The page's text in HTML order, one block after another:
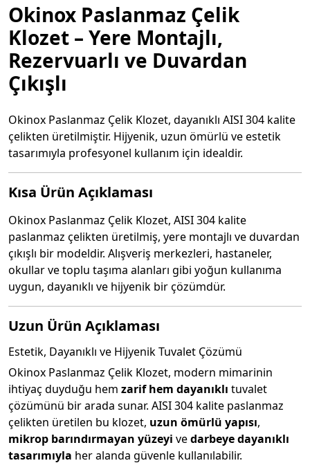
Okinox Paslanmaz Çelik
Klozet – Yere Montajlı,
Rezervuarlı ve Duvardan
Çıkışlı
Okinox Paslanmaz Çelik Klozet, dayanıklı AISI 304 kalite
çelikten üretilmiştir. Hijyenik, uzun ömürlü ve estetik
tasarımıyla profesyonel kullanım için idealdir.
Kısa Ürün Açıklaması
Okinox Paslanmaz Çelik Klozet, AISI 304 kalite
paslanmaz çelikten üretilmiş, yere montajlı ve duvardan
çıkışlı bir modeldir. Alışveriş merkezleri, hastaneler,
okullar ve toplu taşıma alanları gibi yoğun kullanıma
uygun, dayanıklı ve hijyenik bir çözümdür.
Uzun Ürün Açıklaması
Estetik, Dayanıklı ve Hijyenik Tuvalet Çözümü
Okinox Paslanmaz Çelik Klozet, modern mimarinin
ihtiyaç duyduğu hem zarif hem dayanıklı tuvalet
çözümünü bir arada sunar. AISI 304 kalite paslanmaz
çelikten üretilen bu klozet, uzun ömürlü yapısı,
mikrop barındırmayan yüzeyi vedarbeye dayanıklı
tasarımıyla her alanda güvenle kullanılabilir.